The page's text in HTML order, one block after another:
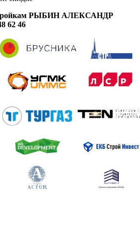
РЫБИН АЛЕКСАНДР
62 46